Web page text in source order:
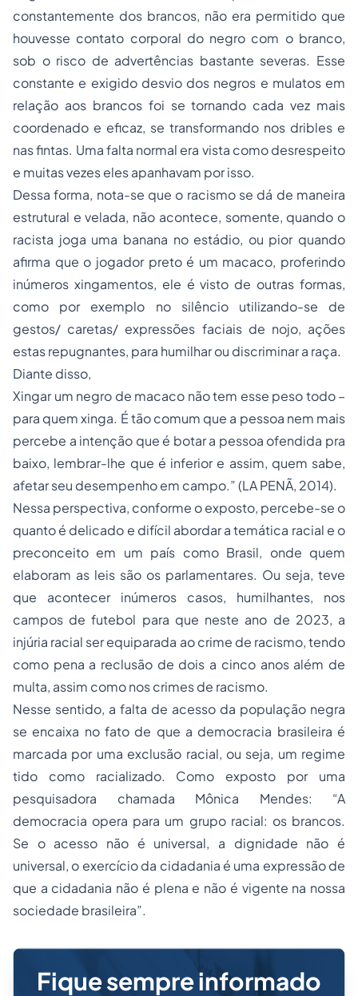
constantemente dos brancos, não era permitido que
houvesse contato corporal do negro com o branco,
sob o risco de advertências bastante severas. Esse
constante e exigido desvio dos negros e mulatos em
relação aos brancos foi se tornando cada vez mais
coordenado e eficaz, se transformando nos dribles e
nas fintas. Uma falta normal era vista como desrespeito
e muitas vezes eles apanhavam por isso.
Dessa forma, nota-se que o racismo se dá de maneira
estrutural e velada, não acontece, somente, quando o
racista joga uma banana no estádio, ou pior quando
afirma que o jogador preto é um macaco, proferindo
inúmeros xingamentos, ele é visto de outras formas,
como por exemplo no silêncio utilizando-se de
gestos/ caretas/ expressões faciais de nojo, ações
estas repugnantes, para humilhar ou discriminar a raça.
Diante disso,
Xingar um negro de macaco não tem esse peso todo –
para quem xinga. É tão comum que a pessoa nem mais
percebe a intenção que é botar a pessoa ofendida pra
baixo, lembrar-lhe que é inferior e assim, quem sabe,
afetar seu desempenho em campo.” (LA PENÃ, 2014).
Nessa perspectiva, conforme o exposto, percebe-se o
quanto é delicado e difícil abordar a temática racial e o
preconceito em um país como Brasil, onde quem
elaboram as leis são os parlamentares. Ou seja, teve
que acontecer inúmeros casos, humilhantes, nos
campos de futebol para que neste ano de 2023, a
injúria racial ser equiparada ao crime de racismo, tendo
como pena a reclusão de dois a cinco anos além de
multa, assim como nos crimes de racismo.
Nesse sentido, a falta de acesso da população negra
se encaixa no fato de que a democracia brasileira é
marcada por uma exclusão racial, ou seja, um regime
tido como racializado. Como exposto por uma
pesquisadora chamada Mônica Mendes: “A
democracia opera para um grupo racial: os brancos.
Se o acesso não é universal, a dignidade não é
universal, o exercício da cidadania é uma expressão de
que a cidadania não é plena e não é vigente na nossa
sociedade brasileira”.
Fique sempre informado